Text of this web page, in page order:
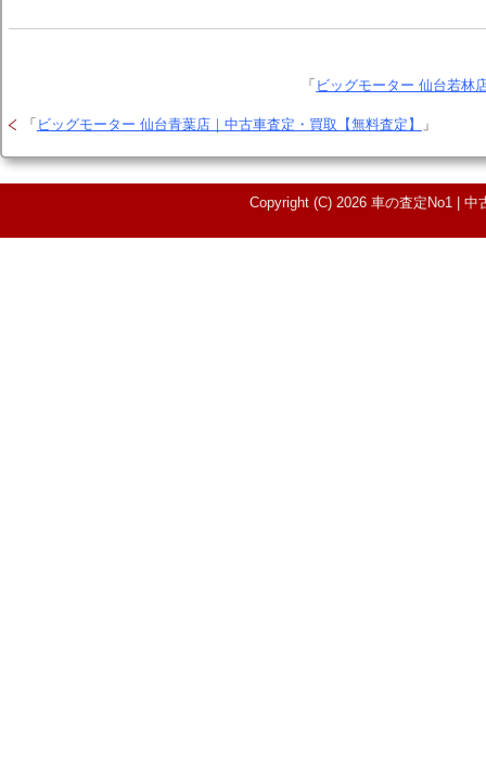
「 ビッグモーター 仙台若林
「 ビッグモーター 仙台青葉店｜中古車査定・買取【無料査定】 」
Copyright (C) 2026 車の査定No1 |